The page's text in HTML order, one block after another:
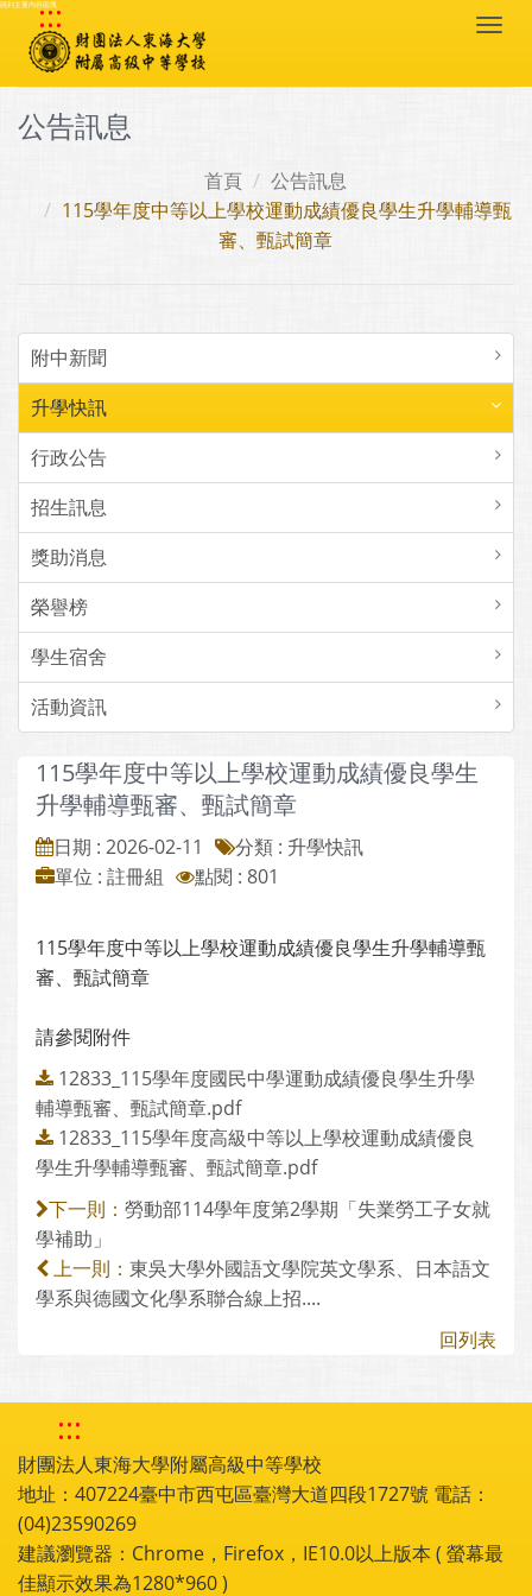
跳到主要內容區塊
:::
公告訊息
首頁
公告訊息
115學年度中等以上學校運動成績優良學生升學輔導甄
審、甄試簡章
附中新聞
升學快訊
行政公告
招生訊息
獎助消息
榮譽榜
學生宿舍
活動資訊
115學年度中等以上學校運動成績優良學生
升學輔導甄審、甄試簡章
日期 : 2026-02-11
分類 : 升學快訊
單位 : 註冊組
點閱 : 801
115學年度中等以上學校運動成績優良學生升學輔導甄
審、甄試簡章
請參閱附件
12833_115學年度國民中學運動成績優良學生升學
輔導甄審、甄試簡章.pdf
12833_115學年度高級中等以上學校運動成績優良
學生升學輔導甄審、甄試簡章.pdf
下一則： 勞動部114學年度第2學期「失業勞工子女就
學補助」
上一則： 東吳大學外國語文學院英文學系、日本語文
學系與德國文化學系聯合線上招....
回列表
:::
財團法人東海大學附屬高級中等學校
地址：407224臺中市西屯區臺灣大道四段1727號 電話：
(04)23590269
建議瀏覽器：Chrome，Firefox，IE10.0以上版本 ( 螢幕最
佳顯示效果為1280*960 )